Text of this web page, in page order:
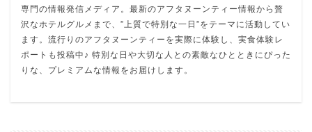
専門の情報発信メディア。最新のアフタヌーンティー情報から贅
沢なホテルグルメまで、”上質で特別な一日”をテーマに活動してい
ます。流行りのアフタヌーンティーを実際に体験し、実食体験レ
ポートも投稿中♪ 特別な日や大切な人との素敵なひとときにぴった
りな、プレミアムな情報をお届けします。